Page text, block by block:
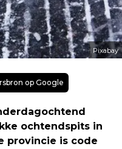
Pixabay
op Google
ochtendspits in
provincie is code